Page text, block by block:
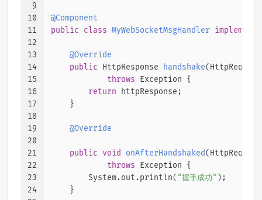
9
10
11
12
13
14
15
16
17
18
19
20
21
22
23
24
@Component
public
class MyWebSocketMsgHandler implements
@Override
public HttpResponse handshake
throws Exception {
return httpResponse;
    }
@Override
public void onAfterHandshaked
throws Exception {
        System.out.println(
"握手成功" );
    }